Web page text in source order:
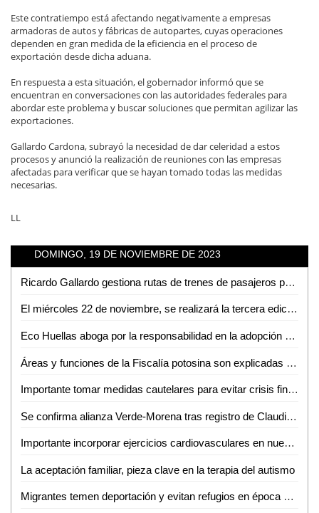
Este contratiempo está afectando negativamente a empresas
armadoras de autos y fábricas de autopartes, cuyas operaciones
dependen en gran medida de la eficiencia en el proceso de
exportación desde dicha aduana.
En respuesta a esta situación, el gobernador informó que se
encuentran en conversaciones con las autoridades federales para
abordar este problema y buscar soluciones que permitan agilizar las
exportaciones.
Gallardo Cardona, subrayó la necesidad de dar celeridad a estos
procesos y anunció la realización de reuniones con las empresas
afectadas para verificar que se hayan tomado todas las medidas
necesarias.
LL
DOMINGO, 19 DE NOVIEMBRE DE 2023
Ricardo Gallardo gestiona rutas de trenes de pasajeros para SLP
El miércoles 22 de noviembre, se realizará la tercera edición del Unibazar en Rioverde
Eco Huellas aboga por la responsabilidad en la adopción de mascotas en diciembre
Áreas y funciones de la Fiscalía potosina son explicadas a estudiantes de la Universidad Intercultural de Cerritos
Importante tomar medidas cautelares para evitar crisis financiera al final del sexenio: David Páramo
Se confirma alianza Verde-Morena tras registro de Claudia Sheinbaum como precandidata a la presidencia
Importante incorporar ejercicios cardiovasculares en nuestra rutina: Coach Anabel Fernández
La aceptación familiar, pieza clave en la terapia del autismo
Migrantes temen deportación y evitan refugios en época de frío